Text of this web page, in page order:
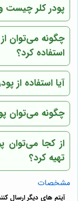
پودر کلر چیست
چگونه می‌توان
استفاده کرد؟
آیا استفاده از
چگونه می‌توان
از کجا می‌توان
تهیه کرد؟
مشخصات